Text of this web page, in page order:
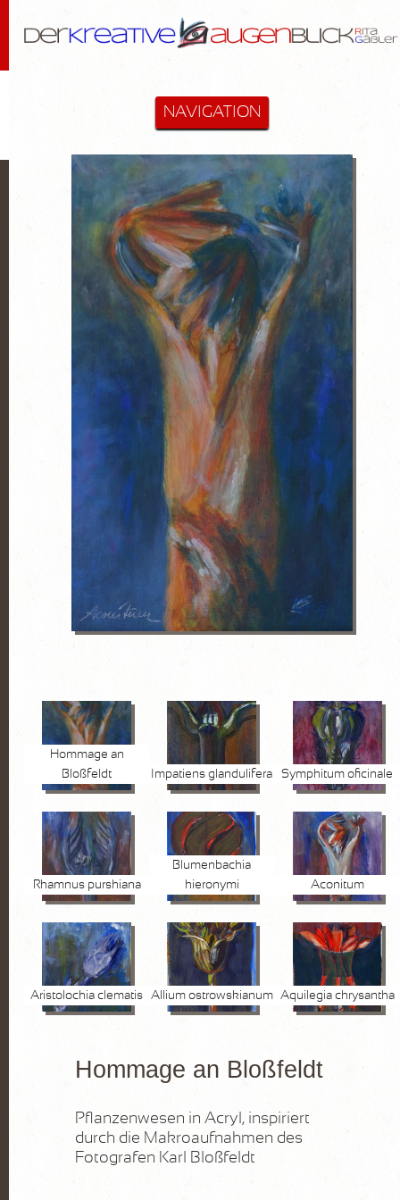
NAVIGATION
STARTSEITE
MALEREI & MEHR
Cactus-Objekte
Lanzarote
Diverse
Hommage an Bloßfeldt
Aktzeichnungen
FOTOGRAFIE
Wasser
KURSE
AKTUELLES
Marktplatz
VITA
KONTAKT
Hommage an
Bloßfeldt
Impatiens glandulifera Symphitum oficinale
Rhamnus purshiana
Blumenbachia
hieronymi
Aconitum
Aristolochia clematis Allium ostrowskianum Aquilegia chrysantha
Hommage an Bloßfeldt
Pflanzenwesen in Acryl, inspiriert
durch die Makroaufnahmen des
Fotografen Karl Bloßfeldt